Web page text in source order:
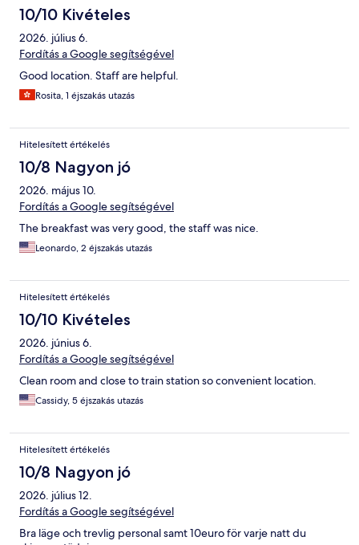
10/10 Kivételes
2026. július 6.
Fordítás a Google segítségével
Good location. Staff are helpful.
Rosita, 1 éjszakás utazás
Hitelesített értékelés
10/8 Nagyon jó
2026. május 10.
Fordítás a Google segítségével
The breakfast was very good, the staff was nice.
Leonardo, 2 éjszakás utazás
Hitelesített értékelés
10/10 Kivételes
2026. június 6.
Fordítás a Google segítségével
Clean room and close to train station so convenient location.
Cassidy, 5 éjszakás utazás
Hitelesített értékelés
10/8 Nagyon jó
2026. július 12.
Fordítás a Google segítségével
Bra läge och trevlig personal samt 10euro för varje natt du